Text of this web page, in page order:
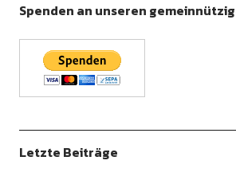
Spenden an unseren
Letzte Beiträge